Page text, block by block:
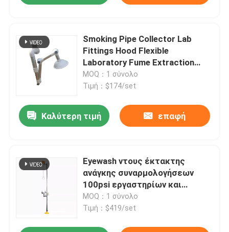
Smoking Pipe Collector Lab
Fittings Hood Flexible
Laboratory Fume Extraction
Arms
MOQ：1 σύνολο
Τιμή：$174/set
Καλύτερη τιμή επαφή
Eyewash ντους έκτακτης
ανάγκης συναρμολογήσεων
100psi εργαστηρίων και
σταθμός πλυσίματος ματιών
MOQ：1 σύνολο
Τιμή：$419/set